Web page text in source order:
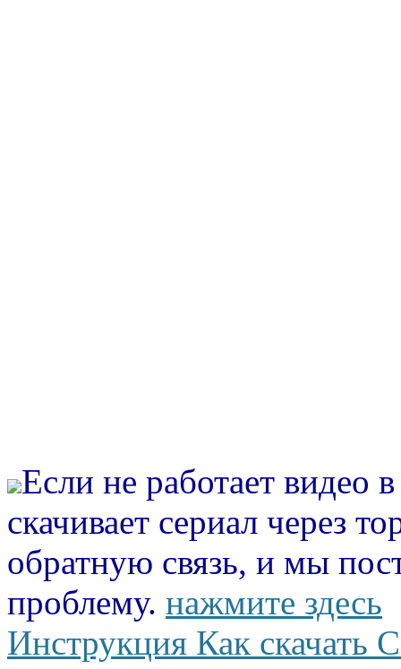
Если не работает видео
скачивает сериал через
обратную связь, и мы
проблему. нажмите здесь
Инструкция Как скачать